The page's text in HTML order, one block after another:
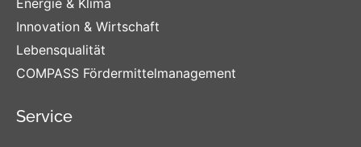
Energie & Klima
Innovation & Wirtschaft
Lebensqualität
COMPASS Fördermittelmanagement
Service